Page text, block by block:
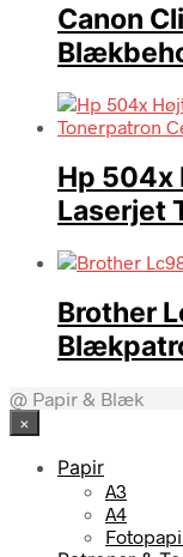
Canon
Hp 504x
Laserjet
Brother
@ Papir & Blæk
×
Papir
A3
A4